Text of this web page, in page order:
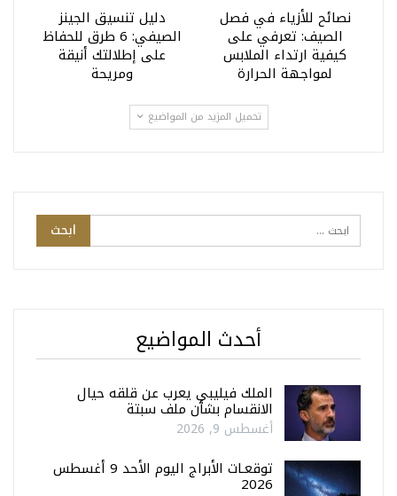
نصائح للأزياء في فصل
الصيف: تعرفي على
كيفية ارتداء الملابس
لمواجهة الحرارة
دليل تنسيق الجينز
الصيفي: 6 طرق للحفاظ
على إطلالتك أنيقة
ومريحة
تحميل المزيد من المواضيع
أحدث المواضيع
الملك فيليبي يعرب عن قلقه حيال
الانقسام بشأن ملف سبتة
أغسطس 9, 2026
توقعـات الأبراج اليوم الأحد 9 أغسطس
2026